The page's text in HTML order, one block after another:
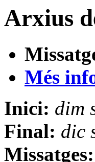
Arxius
Més
Inici: dim
Final: dic
Missatges: